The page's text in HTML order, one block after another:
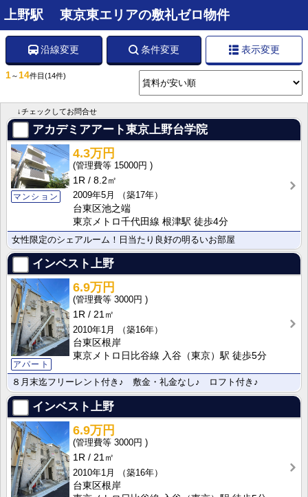
上野駅 東京東エリアの敷礼ゼロ物件
沿線変更 条件変更 表示変更
1～14件目 (14件)
↓チェックしてお問合せ
アカデミアアート東京上野台学院
マンション
4.3万円
15000円
1R
8.2㎡
2009年5月
（築17年）
台東区池之端
東京メトロ千代田線 根津駅 徒歩4分
女性限定のシェアルーム！日当たり良好の明るいお部屋
インベスト上野
アパート
6.9万円
3000円
1R
21㎡
2010年1月
（築16年）
台東区根岸
東京メトロ日比谷線 入谷（東京）駅 徒歩5分
８月末迄フリーレント付き♪ 敷金・礼金なし♪ ロフト付き♪
インベスト上野
6.9万円
3000円
1R
21㎡
2010年1月
（築16年）
台東区根岸